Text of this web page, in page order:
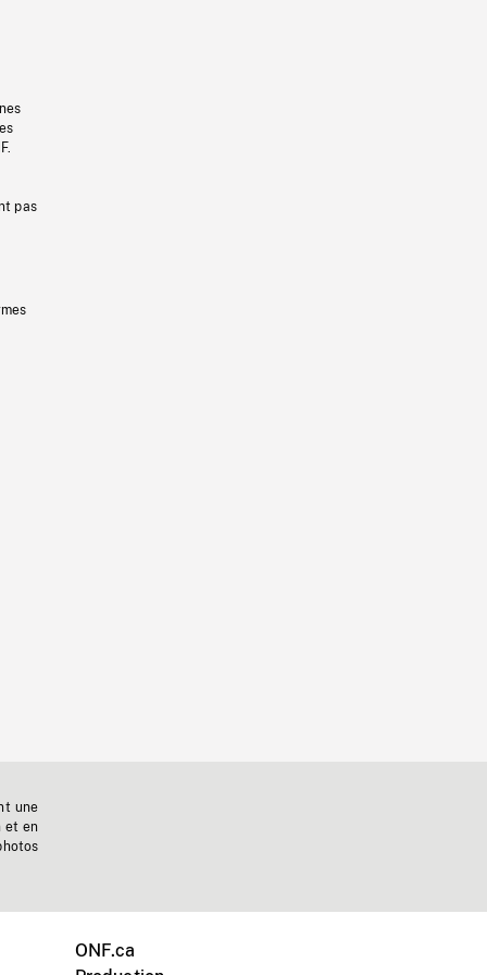
pas
une
et en
ONF.ca